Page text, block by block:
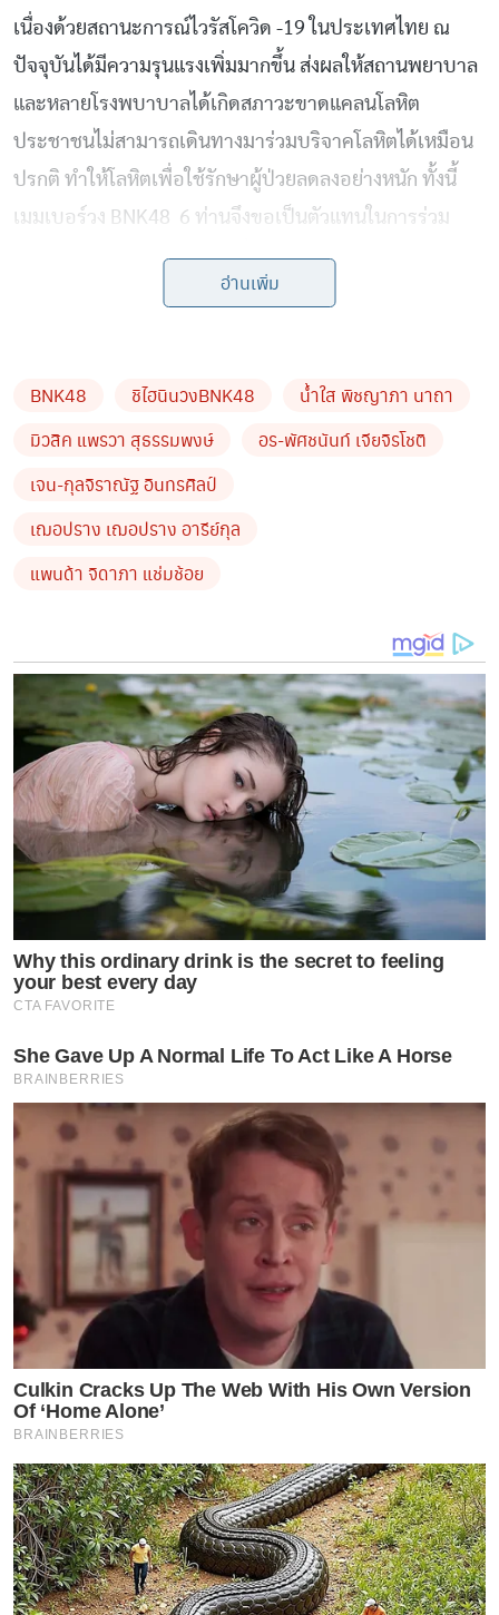
เนื่องด้วยสถานะการณ์ไวรัสโควิด -19 ในประเทศไทย ณ
ปัจจุบันได้มีความรุนแรงเพิ่มมากขึ้น ส่งผลให้สถานพยาบาล
และหลายโรงพบาบาลได้เกิดสภาวะขาดแคลนโลหิต
ประชาชนไม่สามารถเดินทางมาร่วมบริจาคโลหิตได้เหมือน
ปรกติ ทำให้โลหิตเพื่อใช้รักษาผู้ป่วยลดลงอย่างหนัก ทั้งนี้
เมมเบอร์วง BNK48 6 ท่านจึงขอเป็นตัวแทนในการร่วม
บริจาคโลหิตให้กับหน่วยงานที่ขาดแคลน และเชิญชวน
ประชาสัมพันธ์ประชาชนทั่วไปที่มีสุขภาพร่างกายแข็งแรง
เปิดให้บริการ โดยมีบุคลากรผู้เชี่ยวชาญ ดูแลด้านความ
ความสะอาด ปลอดภัยสูง และให้คำแนะนำอย่างใกล้ชิด
พร้อมปฏิบัติตามมาตรการของรัฐอย่างเคร่งครัด
หากประชาชนที่มีความประสงค์จะบริจาคโลหิตเตรียม
ร่างกายให้พร้อม นอนพักผ่อนให้เพียงพอ และปฏิบัติตาม
หลักคำแนะนำของเจ้าหน้าที่ก่อนการบริจาค เพื่อให้เลือดมี
คุณภาพแก่ผู้ที่ต้องการต่อไป สำหรับผู้สนใจสามารถติดต่อ
หน่วยงานธนาคารเลือดและศูนย์รับบริจาคโลหิตได้โดยตรง
เนื่องจากต้องการการบริจาคเลือดอย่างสูงจาก
ประชาชน สามารถติดตามทำเพื่อสังคมและความ
เคลื่อนไหวต่างๆ ของวง BNK48 ผ่านสังคมออนไลน์ Official
BNK48
อ่านเพิ่ม
BNK48 ชิไฮนินวงBNK48
น้ำใส พิชญาภา นาถา
มิวสิค แพรวา สุธรรมพงษ์
อร-พัศชนันท์ เจียจิรโชติ
เจน-กุลจิราณัฐ อินทรศิลป์
เฌอปราง เฌอปราง อารีย์กุล
แพนด้า จิดาภา แช่มช้อย
Why this ordinary drink is the secret to feeling
your best every day
CTA FAVORITE
She Gave Up A Normal Life To Act Like A Horse
BRAINBERRIES
Culkin Cracks Up The Web With His Own Version
Of ‘Home Alone’
BRAINBERRIES